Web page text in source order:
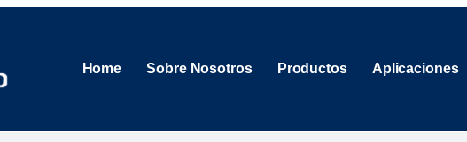
Home Sobre Nosotros Productos Aplicaciones